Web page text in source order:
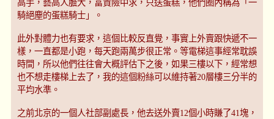
高手，藝高人膽大，富貴險中求，只送蛋糕，他們圈內稱為「一
騎絕塵的蛋糕騎士」。
此外對體力也有要求，這個比較反直覺，事實上外賣跟快遞不一
樣，一直都是小跑，每天跑兩萬步很正常。等電梯這事經常耽誤
時間，所以他們往往會大概評估下之後，如果三樓以下，經常想
也不想走樓梯上去了，我的這個粉絲可以維持著20層樓三分半的
平均水準。
之前北京的一個人社部副處長，他去送外賣12個小時賺了41塊，